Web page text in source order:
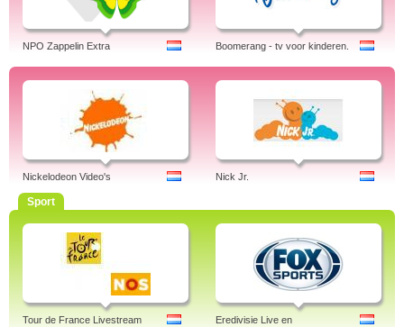
NPO Zappelin Extra Boomerang - tv voor kinderen.
Nickelodeon Video's Nick Jr.
Sport
Tour de France Livestream
Eredivisie Live en